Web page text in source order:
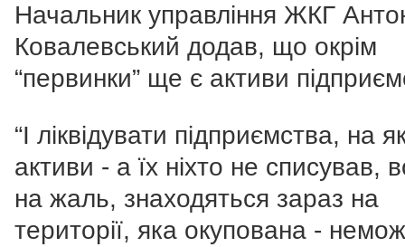
Начальник управління ЖКГ
Ковалевський додав, що окрім
“первинки” ще є активи
“І ліквідувати підприємства, на
активи - а їх ніхто не списував,
на жаль, знаходяться зараз на
території, яка окупована -